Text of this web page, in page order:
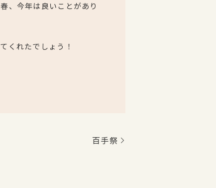
、今年は良いことがあり
くれたでしょう！
百手祭